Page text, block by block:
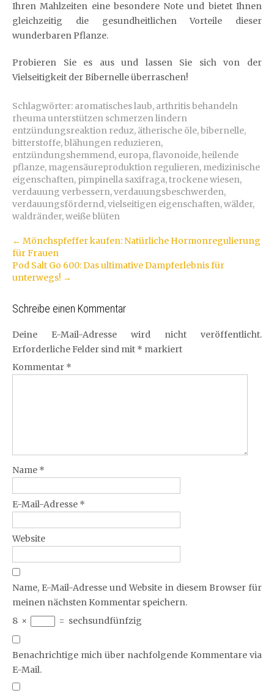
Ihren Mahlzeiten eine besondere Note und bietet Ihnen
gleichzeitig die gesundheitlichen Vorteile dieser
wunderbaren Pflanze.
Probieren Sie es aus und lassen Sie sich von der
Vielseitigkeit der Bibernelle überraschen!
Schlagwörter: aromatisches laub, arthritis behandeln
rheuma unterstützen schmerzen lindern
entzündungsreaktion reduz, ätherische öle,bibernelle,
bitterstoffe,blähungen reduzieren,
entzündungshemmend, europa,flavonoide,heilende
pflanze, magensäureproduktion regulieren, medizinische
eigenschaften, pimpinella saxifraga,trockene wiesen,
verdauung verbessern,verdauungsbeschwerden,
verdauungsfördernd,vielseitigen eigenschaften,wälder,
waldränder,weiße blüten
Artikel-
Navigation
← Mönchspfeffer kaufen: Natürliche Hormonregulierung
für Frauen
Pod Salt Go 600: Das ultimative Dampferlebnis für
unterwegs! →
Schreibe einen Kommentar
Deine E-Mail-Adresse wird nicht veröffentlicht.
Erforderliche Felder sind mit * markiert
Kommentar *
Name *
E-Mail-Adresse *
Website
Name, E-Mail-Adresse und Website in diesem Browser für
meinen nächsten Kommentar speichern.
8 × = sechsundfünfzig
Benachrichtige mich über nachfolgende Kommentare via
E-Mail.